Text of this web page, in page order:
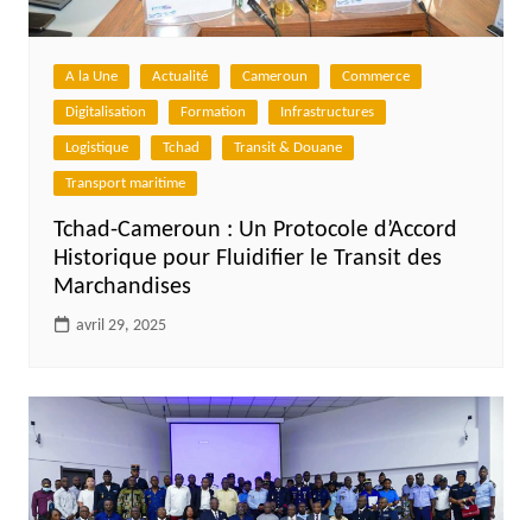
A la Une Actualité Cameroun Commerce
Digitalisation Formation Infrastructures
Logistique Tchad Transit & Douane
Transport maritime
Tchad-Cameroun : Un Protocole d’Accord
Historique pour Fluidifier le Transit des
Marchandises
avril 29, 2025